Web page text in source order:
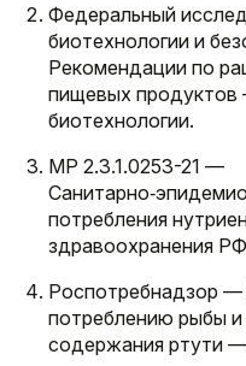
Федеральный
биотехнологии и
Рекомендации по
пищевых
биотехнологии.
МР 2.3.1.0253-21 —
потребления
здравоохранения
Роспотребнадзор
потреблению рыбы
содержания ртути